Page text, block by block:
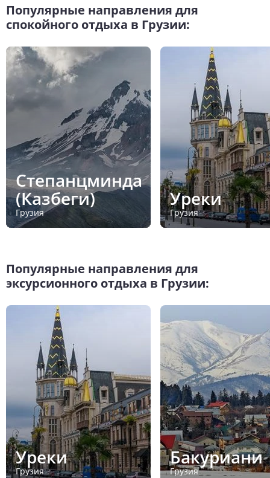
Популярные направления для
спокойного отдыха в Грузии:
Степанцминда
(Казбеги)
Грузия
Уреки
Грузия
Популярные направления для
эксурсионного отдыха в Грузии:
Уреки
Грузия
Бакуриани
Грузия